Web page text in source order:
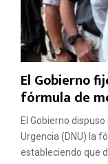
El Gobierno
fórmula de
El Gobierno
Urgencia (DNU) la
estableciendo que